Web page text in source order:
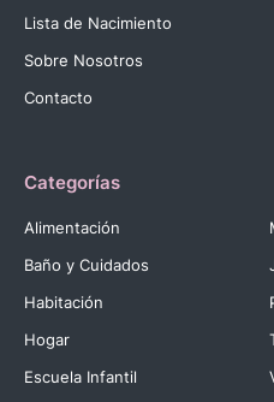
Lista de Nacimiento
Sobre Nosotros
Contacto
Categorías
Alimentación
Baño y Cuidados
Habitación
Hogar
Escuela Infantil